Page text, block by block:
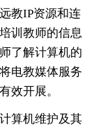
教IP资源和连
训教师的信息
了解计算机的
电教媒体服务
效开展。
算机维护及其